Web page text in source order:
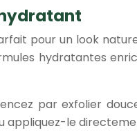
pour un look
hydratantes
par exfolier
le